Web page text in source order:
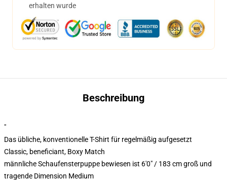
erhalten wurde
Beschreibung
"
Das übliche, konventionelle T-Shirt für regelmäßig aufgesetzt
Classic, beneficiant, Boxy Match
männliche Schaufensterpuppe bewiesen ist 6'0" / 183 cm groß und
tragende Dimension Medium